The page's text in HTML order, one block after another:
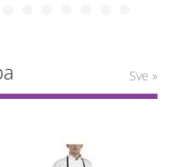
Sve »